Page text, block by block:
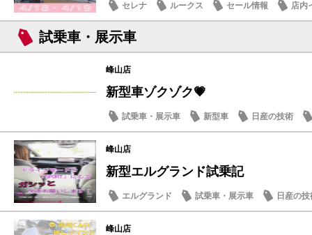
セレナ ルークス セール情報 店内
試乗車・展示車
峰山店
新型車ゾクゾク💗
試乗車・展示車 新型車 日産の技術
峰山店
新型エルグランド試乗記
エルグランド 試乗車・展示車
日産の技
スタッフ紹介
峰山店